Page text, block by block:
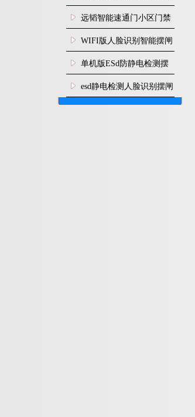
脸识别快速通道闸
远韬智能速通门小区门禁
闸机食堂消费摆闸
WIFI版人脸识别智能摆闸
机
单机版ESd防静电检测摆
闸机
esd静电检测人脸识别摆闸
安装